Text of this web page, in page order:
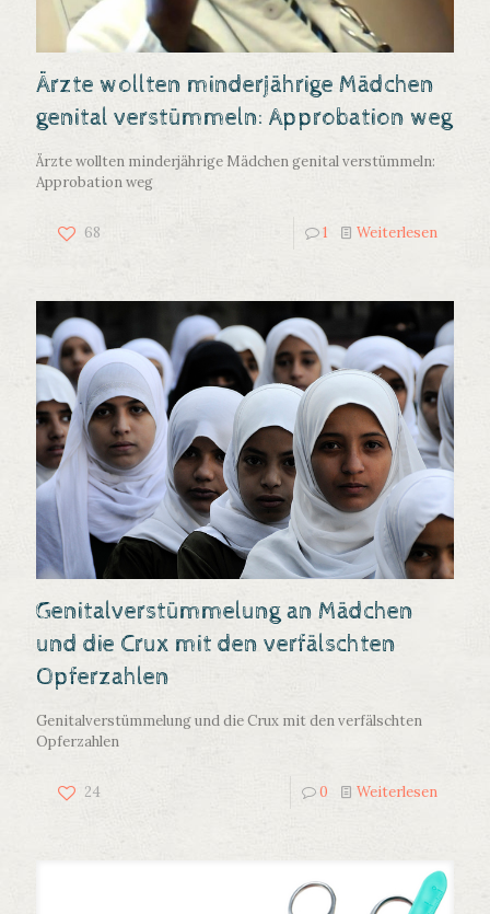
Ärzte wollten minderjährige Mädchen
genital verstümmeln: Approbation weg
Ärzte wollten minderjährige Mädchen genital verstümmeln:
Approbation weg
68 1 Weiterlesen
Genitalverstümmelung an Mädchen
und die Crux mit den verfälschten
Opferzahlen
Genitalverstümmelung und die Crux mit den verfälschten
Opferzahlen
24 0 Weiterlesen